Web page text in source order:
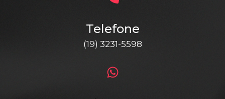
Telefone
(19) 3231-5598